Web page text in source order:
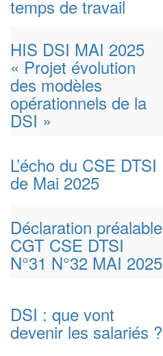
temps de travail
HIS DSI MAI 2025
« Projet évolution
des modèles
opérationnels de la
DSI »
L’écho du CSE DTSI
de Mai 2025
Déclaration préalable
CGT CSE DTSI
N°31 N°32 MAI 2025
DSI : que vont
devenir les salariés ?